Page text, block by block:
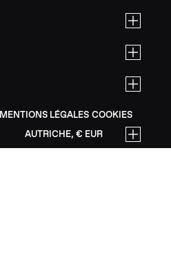
MENTIONS LÉGALES COOKIES
AUTRICHE, € EUR